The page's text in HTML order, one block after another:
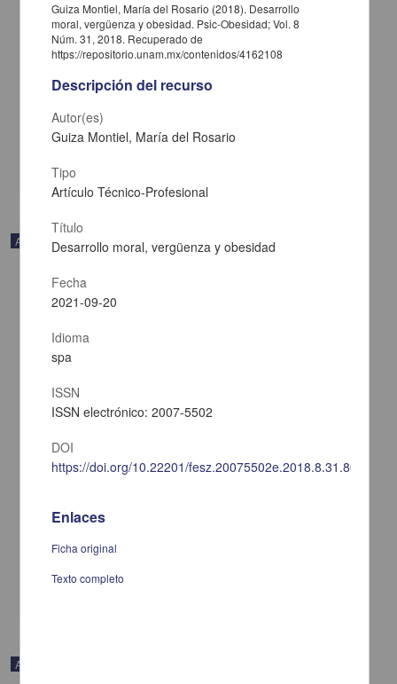
Obertura Carnaval
Dvorák, Antonin - Coordinación de Difusión Cultural, UNAM
2022-03-28
Artes y Humanidades
Audio
Roa Bárcena, José María - Coordinación de Difusión Cultural,
2022-02-14
Artículo
Guiza Montiel, María del Rosario (2018). Desarrollo
moral, vergüenza y obesidad. Psic-Obesidad; Vol. 8
Núm. 31, 2018. Recuperado de
https://repositorio.unam.mx/contenidos/4162108
Descripción del recurso
Autor(es)
Guiza Montiel, María del Rosario
Tipo
Artículo Técnico-Profesional
Título
Desarrollo moral, vergüenza y obesidad
Fecha
2021-09-20
Idioma
spa
ISSN
ISSN electrónico: 2007-5502
DOI
https://doi.org/10.22201/fesz.20075502e.2018.8.31.80707
Enlaces
Ficha original
Texto completo